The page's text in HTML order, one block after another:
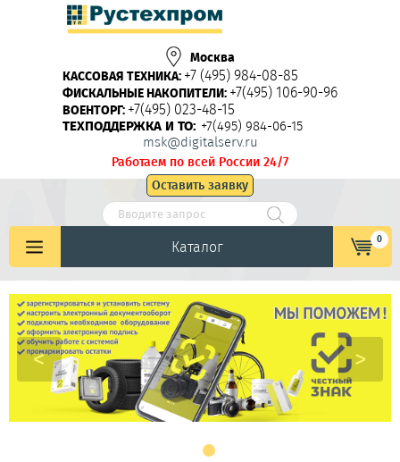
Москва
КАССОВАЯ ТЕХНИКА: +7 (495) 984-08-85
ФИСКАЛЬНЫЕ НАКОПИТЕЛИ: +7(495) 106-90-96
ВОЕНТОРГ: +7(495) 023-48-15
ТЕХПОДДЕРЖКА И ТО: +7(495) 984-06-15
msk@digitalserv.ru
Работаем по всей России 24/7
Оставить заявку
Каталог 0
< >